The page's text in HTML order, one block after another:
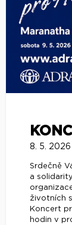
8. 5. 2026
Srdečně
a
životních
Koncert
hodin v